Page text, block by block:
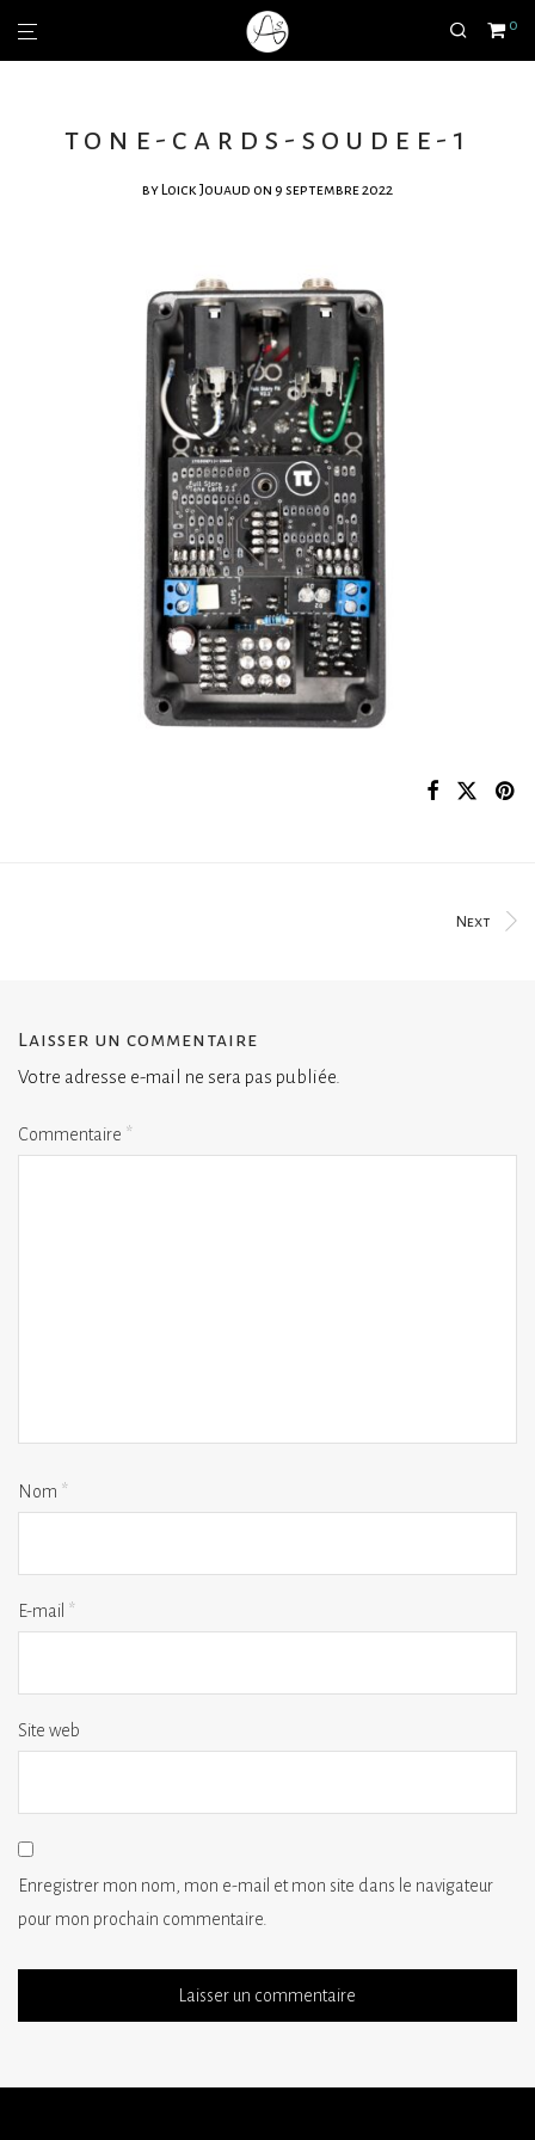
0
tone-cards-soudee-1
by Loick Jouaud on 9 septembre 2022
Next
Laisser un commentaire
Votre adresse e-mail ne sera pas publiée.
Commentaire *
Nom *
E-mail *
Site web
Enregistrer mon nom, mon e-mail et mon site dans le navigateur
pour mon prochain commentaire.